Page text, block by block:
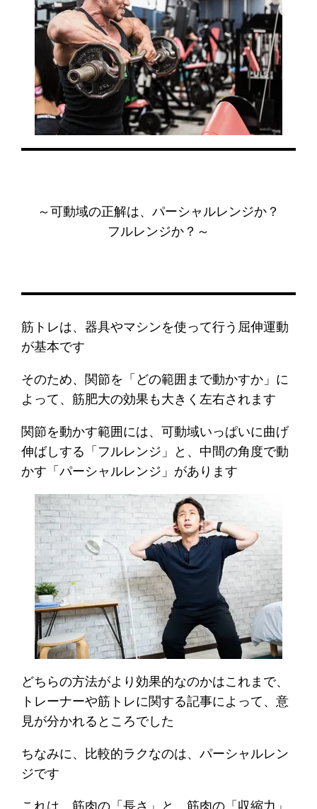
～可動域の正解は、パーシャルレンジか？
フルレンジか？～
筋トレは、器具やマシンを使って行う屈伸運動
が基本です
そのため、関節を「どの範囲まで動かすか」に
よって、筋肥大の効果も大きく左右されます
関節を動かす範囲には、可動域いっぱいに曲げ
伸ばしする「フルレンジ」と、中間の角度で動
かす「パーシャルレンジ」があります
どちらの方法がより効果的なのかはこれまで、
トレーナーや筋トレに関する記事によって、意
見が分かれるところでした
ちなみに、比較的ラクなのは、パーシャルレン
ジです
これは、筋肉の「長さ」と、筋肉の「収縮力」